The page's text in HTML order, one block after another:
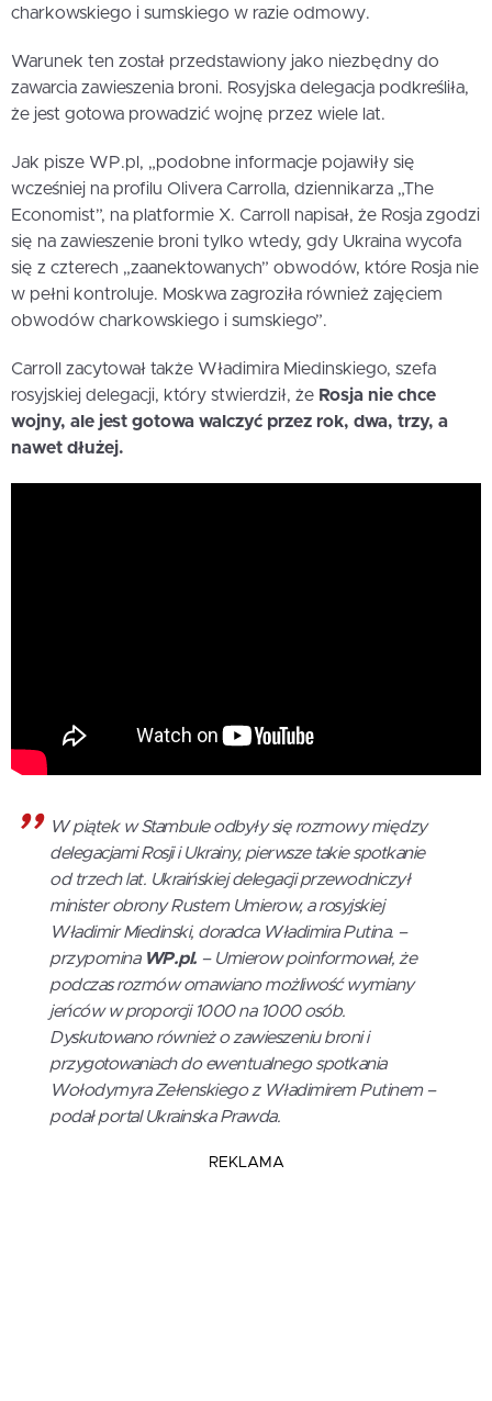
charkowskiego i sumskiego w razie odmowy.
Warunek ten został przedstawiony jako niezbędny do
zawarcia zawieszenia broni. Rosyjska delegacja podkreśliła,
że jest gotowa prowadzić wojnę przez wiele lat.
Jak pisze WP.pl, „podobne informacje pojawiły się
wcześniej na profilu Olivera Carrolla, dziennikarza „The
Economist”, na platformie X. Carroll napisał, że Rosja zgodzi
się na zawieszenie broni tylko wtedy, gdy Ukraina wycofa
się z czterech „zaanektowanych” obwodów, które Rosja nie
w pełni kontroluje. Moskwa zagroziła również zajęciem
obwodów charkowskiego i sumskiego”.
Carroll zacytował także Władimira Miedinskiego, szefa
rosyjskiej delegacji, który stwierdził, że Rosja nie chce
wojny, ale jest gotowa walczyć przez rok, dwa, trzy, a
nawet dłużej.
W piątek w Stambule odbyły się rozmowy między
delegacjami Rosji i Ukrainy, pierwsze takie spotkanie
od trzech lat. Ukraińskiej delegacji przewodniczył
minister obrony Rustem Umierow, a rosyjskiej
Władimir Miedinski, doradca Władimira Putina. –
przypomina WP.pl. – Umierow poinformował, że
podczas rozmów omawiano możliwość wymiany
jeńców w proporcji 1000 na 1000 osób.
Dyskutowano również o zawieszeniu broni i
przygotowaniach do ewentualnego spotkania
Wołodymyra Zełenskiego z Władimirem Putinem –
podał portal Ukrainska Prawda.
REKLAMA